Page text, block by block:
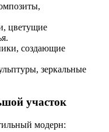
цветущие
создающие
зеркальные
участок
модерн: